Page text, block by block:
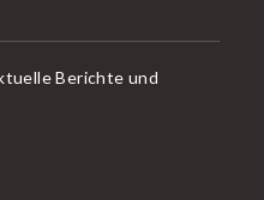
Berichte und